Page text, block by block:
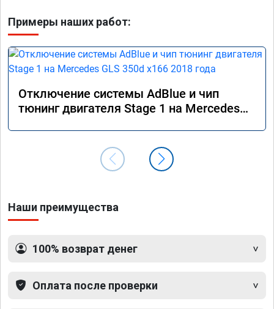
Примеры наших работ:
Отключение системы AdBlue и чип
тюнинг двигателя Stage 1 на Mercedes
Наши преимущества
100% возврат денег
Оплата после проверки